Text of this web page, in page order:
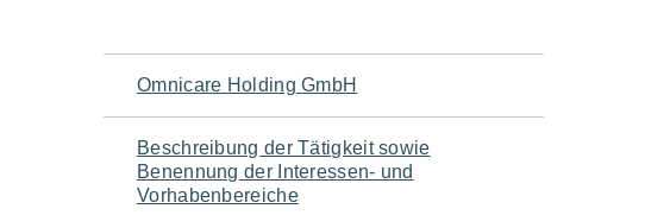
Navigation
für
den
Omnicare Holding GmbH
Beschreibung der Tätigkeit sowie
Benennung der Interessen- und
Vorhabenbereiche